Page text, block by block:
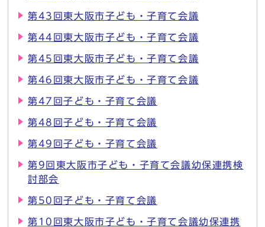
第43回東大阪市子ども・子育て会議
第44回東大阪市子ども・子育て会議
第45回東大阪市子ども・子育て会議
第46回東大阪市子ども・子育て会議
第47回子ども・子育て会議
第48回子ども・子育て会議
第49回子ども・子育て会議
第9回東大阪市子ども・子育て会議幼保連携検
討部会
第50回子ども・子育て会議
第10回東大阪市子ども・子育て会議幼保連携